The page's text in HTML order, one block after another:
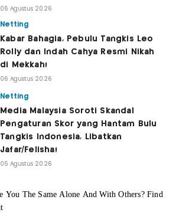
06 Agustus 2026
Netting
Kabar Bahagia, Pebulu Tangkis Leo
Rolly dan Indah Cahya Resmi Nikah
di Mekkah!
06 Agustus 2026
Netting
Media Malaysia Soroti Skandal
Pengaturan Skor yang Hantam Bulu
Tangkis Indonesia, Libatkan
Jafar/Felisha!
05 Agustus 2026